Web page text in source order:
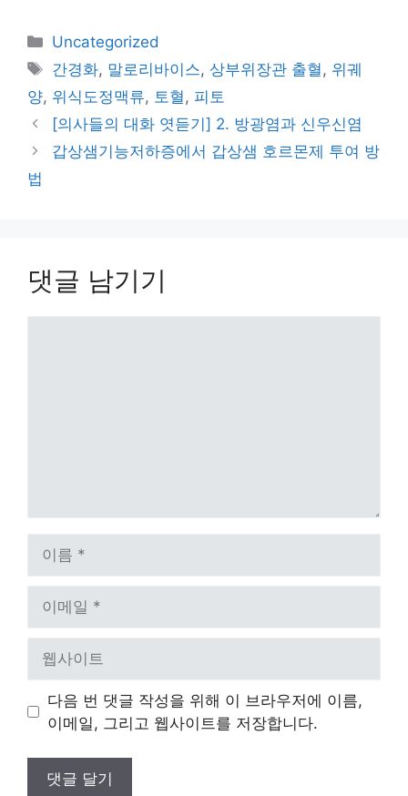
카
테
리
Uncategorized
태
그
간경화, 말로리바이스, 상부위장관 출혈 , 위궤
양, 위식도정맥류, 토혈 , 피토
[의사들의 대화 엿듣기] 2. 방광염과 신우신염
갑상샘기능저하증에서 갑상샘 호르몬제 투여 방
법
댓글 남기기
일
트
다음 번 댓글 작성을 위해 이 브라우저에 이름,
이메일, 그리고 웹사이트를 저장합니다.